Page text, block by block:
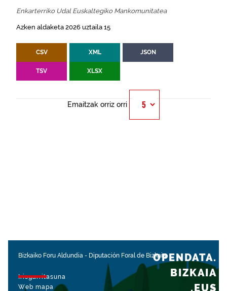
Enkarterriko Udal Euskaltegiko Mankomunitatea
Azken aldaketa 2026 uztaila 15
CSV XML JSON
TSV XLSX
Emaitzak orriz orri
Bizkaiko Foru Aldundia - Diputación Foral de Bizkaia
Irisgarritasuna
Web mapa
OPENDATA.
BIZKAIA
.EUS